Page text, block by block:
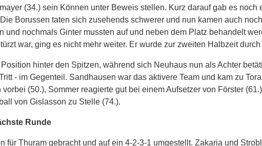
(34.) sein Können unter Beweis stellen. Kurz darauf gab es noch
Borussen taten sich zusehends schwerer und nun kamen auch
und nochmals Ginter mussten auf und neben dem Platz behandelt
war, ging es nicht mehr weiter. Er wurde zur zweiten Halbzeit
hinter den Spitzen, während sich Neuhaus nun als Achter
- im Gegenteil. Sandhausen war das aktivere Team und kam zu
(50.), Sommer reagierte gut bei einem Aufsetzer von Förster
von Gislasson zu Stelle (74.).
Runde
für Thuram gebracht und auf ein 4-2-3-1 umgestellt. Zakaria und